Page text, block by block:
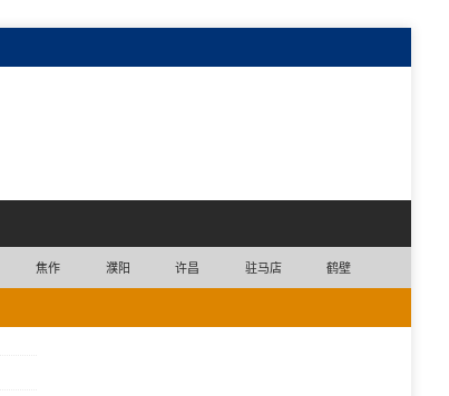
焦作 濮阳 许昌 驻马店 鹤壁